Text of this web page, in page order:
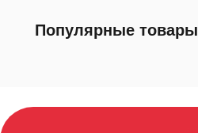
Популярные товары